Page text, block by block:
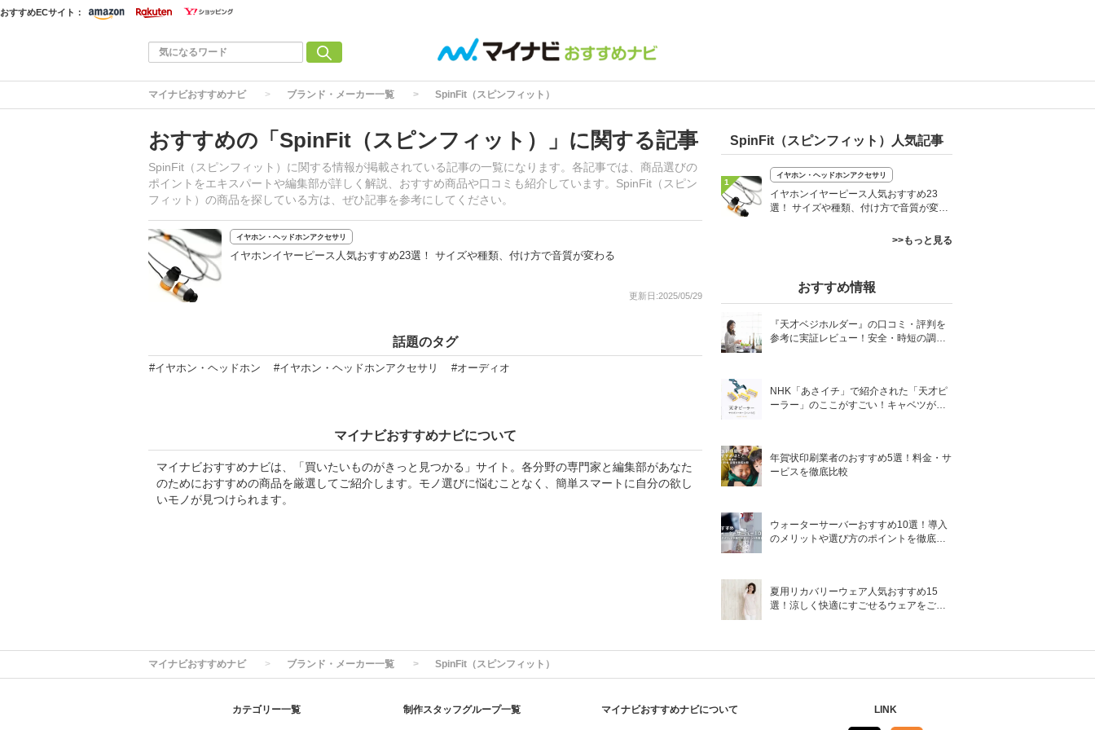
おすすめECサイト：
マイナビおすすめナビ ブランド・メーカー一覧 SpinFit（スピンフィット）
おすすめの「SpinFit（スピンフィット）」に関する記事
SpinFit（スピンフィット）に関する情報が掲載されている記事の一覧になります。各記事では、商品選びの
ポイントをエキスパートや編集部が詳しく解説、おすすめ商品や口コミも紹介しています。SpinFit（スピン
フィット）の商品を探している方は、ぜひ記事を参考にしてください。
イヤホン・ヘッドホンアクセサリ
イヤホンイヤーピース人気おすすめ23選！ サイズや種類、付け方で音質が変わる
更新日:2025/05/29
話題のタグ
#イヤホン・ヘッドホン #イヤホン・ヘッドホンアクセサリ #オーディオ
マイナビおすすめナビについて
マイナビおすすめナビは、「買いたいものがきっと見つかる」サイト。各分野の専門家と編集部があなた
のためにおすすめの商品を厳選してご紹介します。モノ選びに悩むことなく、簡単スマートに自分の欲し
いモノが見つけられます。
SpinFit（スピンフィット）人気記事
1
イヤホン・ヘッドホンアクセサリ
イヤホンイヤーピース人気おすすめ23
選！ サイズや種類、付け方で音質が変わ
>>もっと見る
おすすめ情報
『天才ベジホルダー』の口コミ・評判を
参考に実証レビュー！安全・時短の調理
NHK「あさイチ」で紹介された「天才ピ
ーラー」のここがすごい！キャベツがほ
年賀状印刷業者のおすすめ5選！料金・サ
ービスを徹底比較
ウォーターサーバーおすすめ10選！導入
のメリットや選び方のポイントを徹底解
夏用リカバリーウェア人気おすすめ15
選！涼しく快適にすごせるウェアをご紹
マイナビおすすめナビ ブランド・メーカー一覧 SpinFit（スピンフィット）
カテゴリー一覧 制作スタッフグループ一覧 マイナビおすすめナビについて LINK